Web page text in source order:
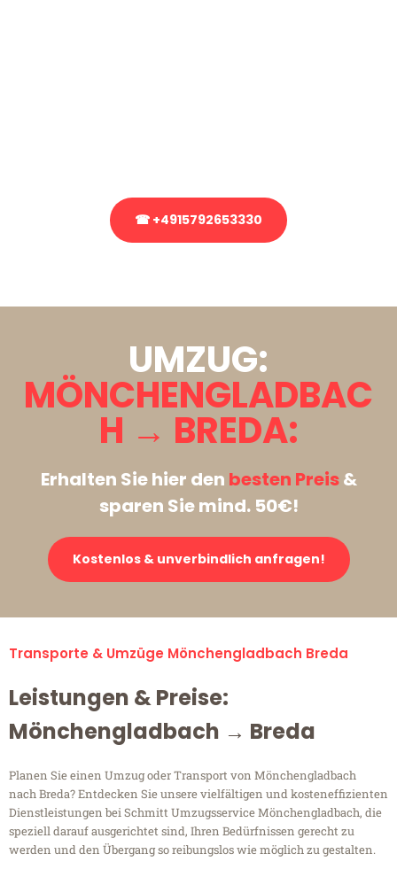
☎ +4915792653330
UMZUG:
MÖNCHENGLADBAC
H → BREDA:
Erhalten Sie hier den besten Preis&
sparen Sie mind. 50€!
Kostenlos & unverbindlich anfragen!
Transporte & Umzüge Mönchengladbach Breda
Leistungen & Preise:
Mönchengladbach → Breda
Planen Sie einen Umzug oder Transport von Mönchengladbach
nach Breda? Entdecken Sie unsere vielfältigen und kosteneffizienten
Dienstleistungen bei Schmitt Umzugsservice Mönchengladbach, die
speziell darauf ausgerichtet sind, Ihren Bedürfnissen gerecht zu
werden und den Übergang so reibungslos wie möglich zu gestalten.